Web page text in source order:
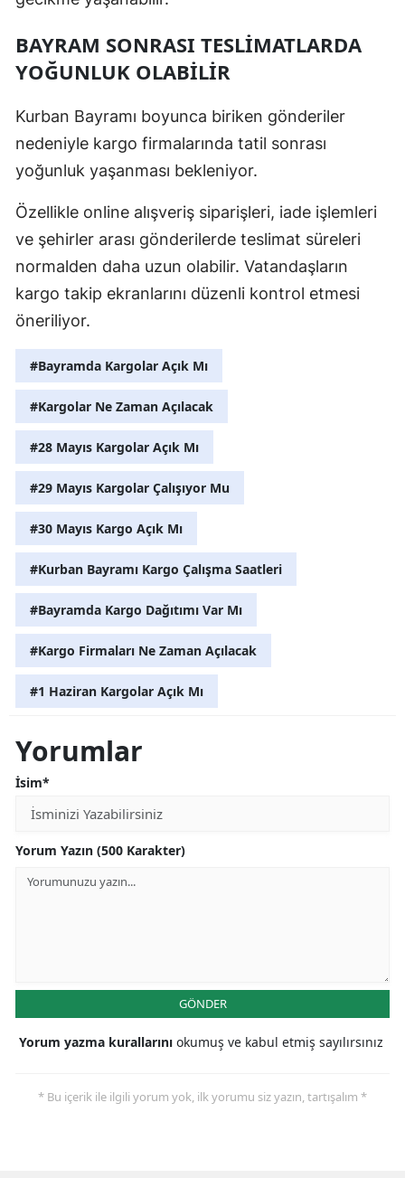
BAYRAM SONRASI TESLİMATLARDA
YOĞUNLUK OLABİLİR
Kurban Bayramı boyunca biriken gönderiler
nedeniyle kargo firmalarında tatil sonrası
yoğunluk yaşanması bekleniyor.
Özellikle online alışveriş siparişleri, iade işlemleri
ve şehirler arası gönderilerde teslimat süreleri
normalden daha uzun olabilir. Vatandaşların
kargo takip ekranlarını düzenli kontrol etmesi
öneriliyor.
#Bayramda Kargolar Açık Mı
#Kargolar Ne Zaman Açılacak
#28 Mayıs Kargolar Açık Mı
#29 Mayıs Kargolar Çalışıyor Mu
#30 Mayıs Kargo Açık Mı
#Kurban Bayramı Kargo Çalışma Saatleri
#Bayramda Kargo Dağıtımı Var Mı
#Kargo Firmaları Ne Zaman Açılacak
#1 Haziran Kargolar Açık Mı
Yorumlar
İsim*
Yorum Yazın (500 Karakter)
GÖNDER
Yorum yazma kurallarını okumuş ve kabul etmiş sayılırsınız
* Bu içerik ile ilgili yorum yok, ilk yorumu siz yazın, tartışalım *